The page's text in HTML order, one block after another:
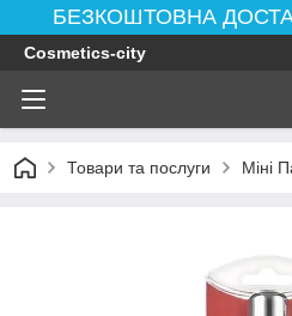
БЕЗКОШТОВНА
Cosmetics-city
Товари та послуги Міні